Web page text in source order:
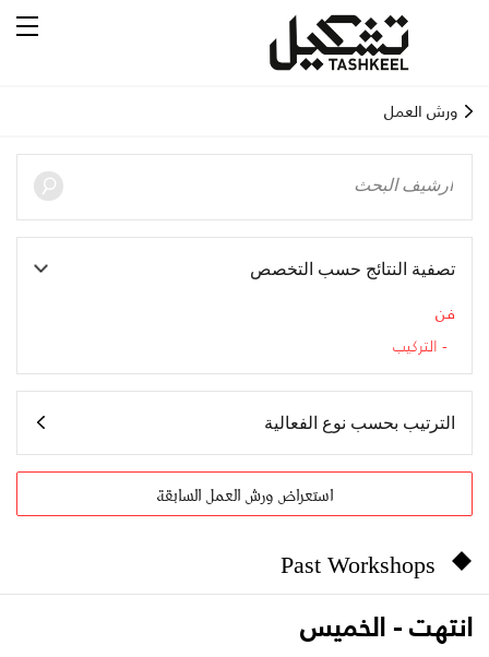
ورش العمل
تصفية النتائج حسب التخصص
فن
التركيب
الترتيب بحسب نوع الفعالية
استعراض ورش العمل السابقة
Past Workshops
انتهت - الخميس